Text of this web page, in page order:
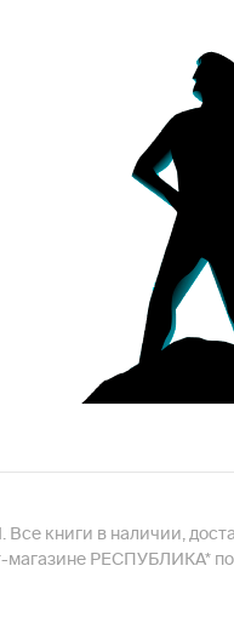
Все книги в наличии,
РЕСПУБЛИКА* по